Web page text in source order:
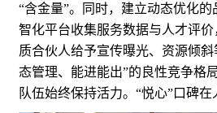
“含金量”。同时，建立动态优化
智化平台收集服务数据与人才评
质合伙人给予宣传曝光、资源倾
态管理、能进能出”的良性竞争格
队伍始终保持活力。“悦心”口碑在